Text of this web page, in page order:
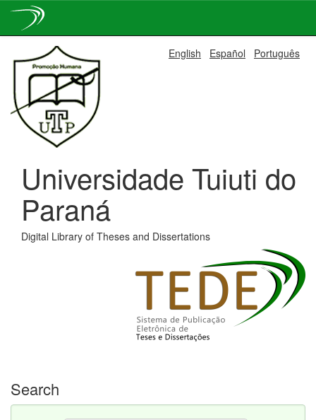
navigation
English Español Português
Universidade Tuiuti do
Paraná
Digital Library of Theses and Dissertations
Search